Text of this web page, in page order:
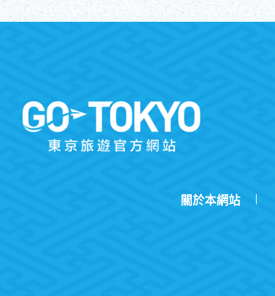
關於本網站